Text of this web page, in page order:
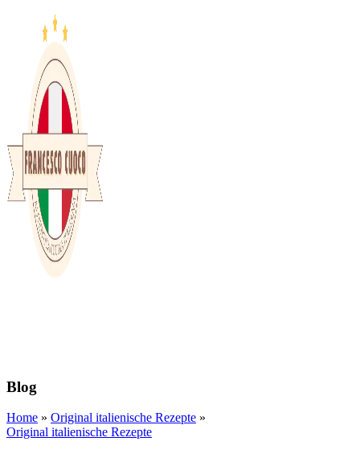
Blog
Home » Original italienische Rezepte »
Original italienische Rezepte